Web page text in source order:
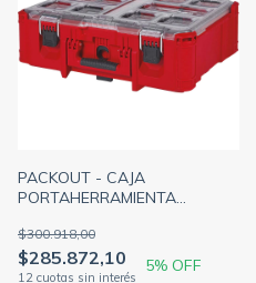
PACKOUT - CAJA
PORTAHERRAMIENTA
IP65 MILWAUKEE 4822-8432
$285.872,10
$300.918,00
5% OFF